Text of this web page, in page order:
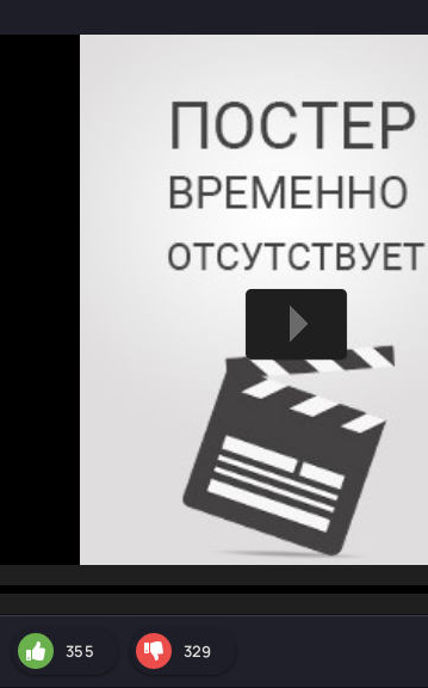
hd2160
hd1440
highres
hd1080
hd720
large
medium
small
tiny
355 329